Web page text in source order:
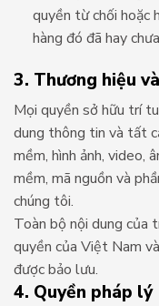
quyền từ chối hoặc
hàng đó đã hay
3. Thương hiệu
Mọi quyền sở hữu trí
dung thông tin và tất
mềm, hình ảnh, video,
mềm, mã nguồn và
chúng tôi.
Toàn bộ nội dung của
quyền của Việt Nam
được bảo lưu.
4. Quyền pháp lý